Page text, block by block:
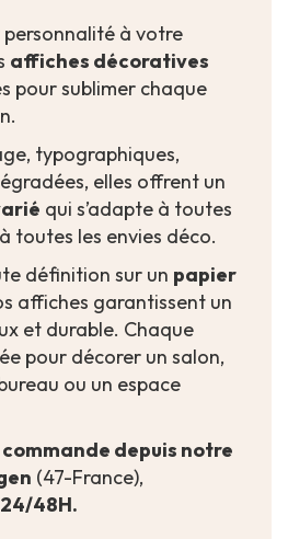
à votre
affiches décoratives
pour sublimer chaque
typographiques,
elles offrent un
qui s’adapte à toutes
toutes les envies déco.
définition sur un papier
affiches garantissent un
et durable. Chaque
pour décorer un salon,
ou un espace
depuis notre
(47-France),
48H.